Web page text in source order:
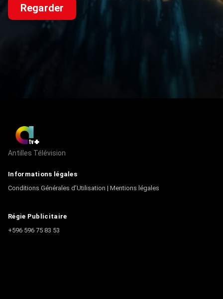
Regarder
Antilles Télévision
Informations légales
Conditions Générales d’Utilisation | Mentions légales
Régie Publicitaire
+596 596 75 83 53